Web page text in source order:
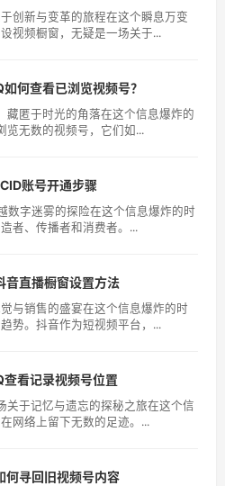
创新与变革的旅程在这个瞬息万变
视频橱窗，无疑是一场关于...
何查看已浏览视频号？
藏匿于时光的角落在这个信息爆炸的
览无数的视频号，它们如...
账号开通步骤
数字迷雾的探险在这个信息爆炸的时
者、传播者和消费者。...
音直播橱窗设置方法
与销售的盛宴在这个信息爆炸的时
势。抖音作为短视频平台，...
看记录视频号位置
关于记忆与遗忘的探秘之旅在这个信
网络上留下无数的足迹。...
何寻回旧视频号内容